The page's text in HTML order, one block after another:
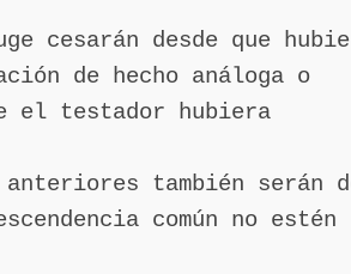
cesarán desde que
de hecho análoga o
el testador hubiera
también serán
común no estén